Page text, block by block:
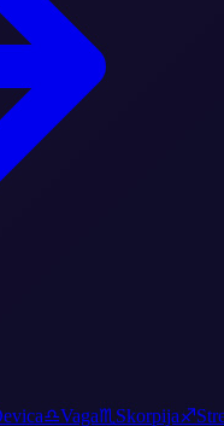
♎Vaga♏ Skorpija♐